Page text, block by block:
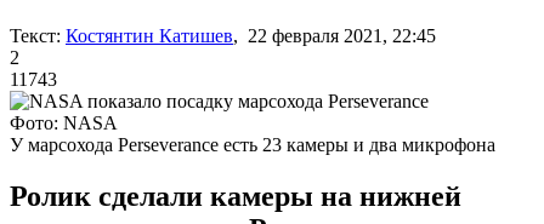
Текст: Костянтин Катишев, 22 февраля 2021, 22:45
2
11743
Фото: NASA
У марсохода Perseverance есть 23 камеры и два микрофона
Ролик сделали камеры на нижней